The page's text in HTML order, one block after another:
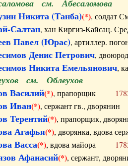
см. Абесаломова
Никита (Танба)(*), солдат
Салтан, хан Киргиз-Кайсац.
Павел (Юрас), артиллер.
Денис Петрович,
Никита Емельянович,
см. Облеухов
Василий(*), прапорщик
Иван(*), сержант гв.,
Терентий(*), прапорщик,
Агафья(*), дворянка, вдова
Васса(*), вдова майора
Афанасий(*), сержант,